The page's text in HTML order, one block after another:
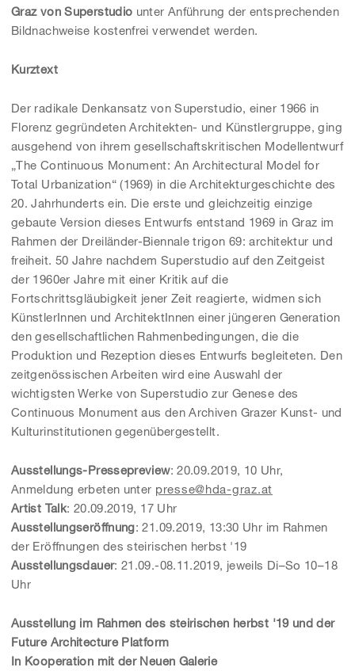
Graz von Superstudio unter Anführung der entsprechenden
Bildnachweise kostenfrei verwendet werden.
Kurztext
Der radikale Denkansatz von Superstudio, einer 1966 in
Florenz gegründeten Architekten- und Künstlergruppe, ging
ausgehend von ihrem gesellschaftskritischen Modellentwurf
„The Continuous Monument: An Architectural Model for
Total Urbanization“ (1969) in die Architekturgeschichte des
20. Jahrhunderts ein. Die erste und gleichzeitig einzige
gebaute Version dieses Entwurfs entstand 1969 in Graz im
Rahmen der Dreiländer-Biennale trigon 69: architektur und
freiheit. 50 Jahre nachdem Superstudio auf den Zeitgeist
der 1960er Jahre mit einer Kritik auf die
Fortschrittsgläubigkeit jener Zeit reagierte, widmen sich
KünstlerInnen und ArchitektInnen einer jüngeren Generation
den gesellschaftlichen Rahmenbedingungen, die die
Produktion und Rezeption dieses Entwurfs begleiteten. Den
zeitgenössischen Arbeiten wird eine Auswahl der
wichtigsten Werke von Superstudio zur Genese des
Continuous Monument aus den Archiven Grazer Kunst- und
Kulturinstitutionen gegenübergestellt.
Ausstellungs-Pressepreview: 20.09.2019, 10 Uhr,
Anmeldung erbeten unter presse@hda-graz.at
Artist Talk: 20.09.2019, 17 Uhr
Ausstellungseröffnung: 21.09.2019, 13:30 Uhr im Rahmen
der Eröffnungen des steirischen herbst '19
Ausstellungsdauer: 21.09.-08.11.2019, jeweils Di–So 10–18
Uhr
Ausstellung im Rahmen des steirischen herbst '19 und der
Future Architecture Platform
In Kooperation mit der Neuen Galerie